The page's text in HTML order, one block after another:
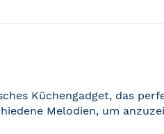
Küchengadget, das
Melodien, um